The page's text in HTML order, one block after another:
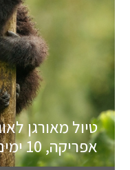
טיול מאורגן
אפריקה, 10 ימים